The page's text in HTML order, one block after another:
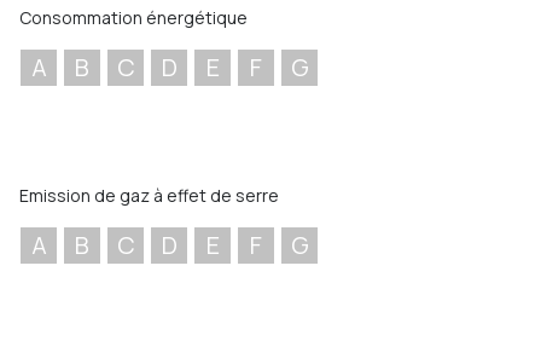
Consommation énergétique
A B C D E F G
Emission de gaz à effet de serre
A B C D E F G